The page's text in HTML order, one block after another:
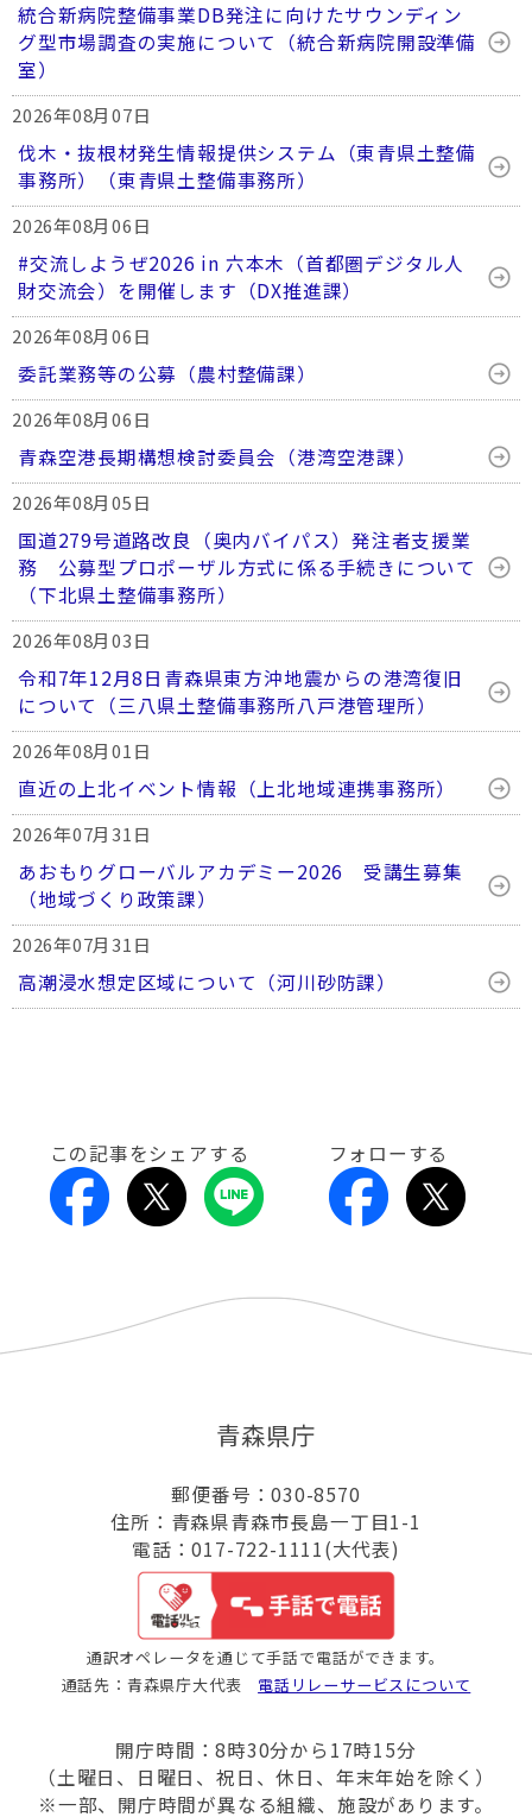
統合新病院整備事業DB発注に向けたサウンディン
グ型市場調査の実施について（統合新病院開設準備
室）
2026年08月07日
伐木・抜根材発生情報提供システム（東青県土整備
事務所）（東青県土整備事務所）
2026年08月06日
#交流しようぜ2026 in 六本木（首都圏デジタル人
財交流会）を開催します（DX推進課）
2026年08月06日
委託業務等の公募（農村整備課）
2026年08月06日
青森空港長期構想検討委員会（港湾空港課）
2026年08月05日
国道279号道路改良（奥内バイパス）発注者支援業
務 公募型プロポーザル方式に係る手続きについて
（下北県土整備事務所）
2026年08月03日
令和7年12月8日青森県東方沖地震からの港湾復旧
について（三八県土整備事務所八戸港管理所）
2026年08月01日
直近の上北イベント情報（上北地域連携事務所）
2026年07月31日
あおもりグローバルアカデミー2026 受講生募集
（地域づくり政策課）
2026年07月31日
高潮浸水想定区域について（河川砂防課）
この記事をシェアする フォローする
青森県庁
郵便番号：030-8570
住所：青森県青森市長島一丁目1-1
電話：017-722-1111(大代表)
通訳オペレータを通じて手話で電話ができます。
通話先：青森県庁大代表 電話リレーサービスについて
開庁時間：8時30分から17時15分
（土曜日、日曜日、祝日、休日、年末年始を除く）
※一部、開庁時間が異なる組織、施設があります。